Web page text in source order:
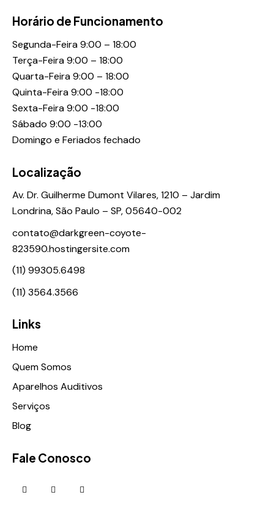
Horário de Funcionamento
Segunda-Feira 9:00 – 18:00
Terça-Feira 9:00 – 18:00
Quarta-Feira 9:00 – 18:00
Quinta-Feira 9:00 -18:00
Sexta-Feira 9:00 -18:00
Sábado 9:00 -13:00
Domingo e Feriados fechado
Localização
Av. Dr. Guilherme Dumont Vilares, 1210 – Jardim
Londrina, São Paulo – SP, 05640-002
contato@darkgreen-coyote-
823590.hostingersite.com
(11) 99305.6498
(11) 3564.3566
Links
Home
Quem Somos
Aparelhos Auditivos
Serviços
Blog
Fale Conosco